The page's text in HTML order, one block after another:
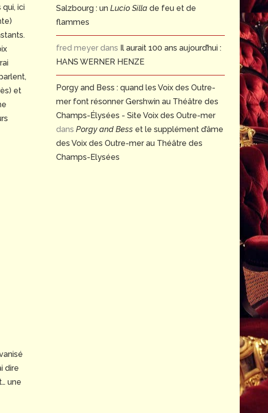
ici
et
dire
une
Salzbourg : un Lucio Silla de feu et de
flammes
fred meyer dans Il aurait 100 ans aujourd’hui :
HANS WERNER HENZE
Porgy and Bess : quand les Voix des Outre-
mer font résonner Gershwin au Théâtre des
Champs-Élysées - Site Voix des Outre-mer
dans Porgy and Bess et le supplément d’âme
des Voix des Outre-mer au Théâtre des
Champs-Elysées